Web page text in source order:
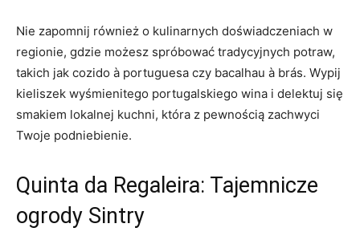
Nie zapomnij również o kulinarnych doświadczeniach w
regionie, ⁤gdzie⁣ możesz spróbować tradycyjnych potraw,
takich jak‍ cozido à portuguesa czy bacalhau à brás. Wypij
kieliszek wyśmienitego portugalskiego wina i⁤ delektuj się
smakiem‌ lokalnej kuchni, która z⁣ pewnością zachwyci
Twoje podniebienie.
Quinta da‍ Regaleira: Tajemnicze
ogrody Sintry